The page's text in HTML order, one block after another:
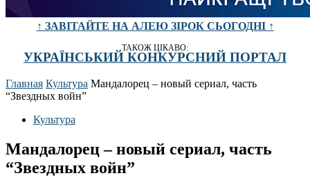
↑ ЗАВІТАЙТЕ НА АЛЕЮ ЗІРОК СЬОГОДНІ ↑
ТАКОЖ ЦІКАВО:
УКРАЇНСЬКИЙ КОНКУРСНИЙ ПОРТАЛ
Главная Культура Мандалорец – новый сериал, часть
“Звездных войн”
Культура
Мандалорец – новый сериал, часть
“Звездных войн”